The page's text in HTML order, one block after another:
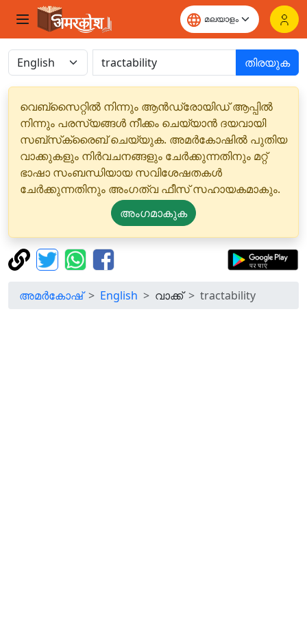
തിരയുക
വെബ്‌സൈറ്റിൽ നിന്നും ആൻഡ്രോയിഡ് ആപ്പിൽ
നിന്നും പരസ്യങ്ങൾ നീക്കം ചെയ്യാൻ ദയവായി
സബ്‌സ്‌ക്രൈബ് ചെയ്യുക. അമർകോഷിൽ പുതിയ
വാക്കുകളും നിർവചനങ്ങളും ചേർക്കുന്നതിനും മറ്റ്
ഭാഷാ സംബന്ധിയായ സവിശേഷതകൾ
ചേർക്കുന്നതിനും അംഗത്വ ഫീസ് സഹായകമാകും.
അംഗമാകുക
അമർകോഷ് English വാക്ക് tractability